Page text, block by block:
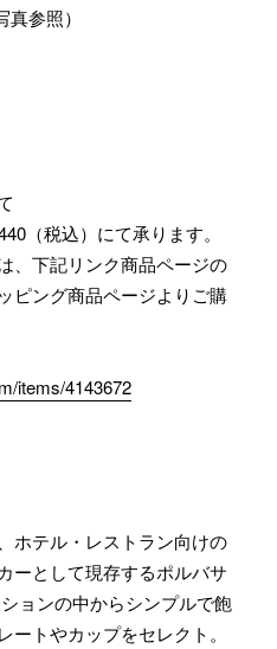
参照）
（税込）にて承ります。
、下記リンク商品ページの
ピング商品ページよりご購
items/4143672
ホテル・レストラン向けの
ーとして現存するポルバサ
ョンの中からシンプルで飽
トやカップをセレクト。